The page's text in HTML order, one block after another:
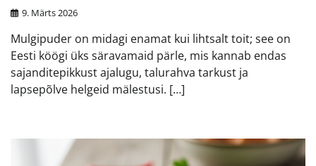
9. Märts 2026
Mulgipuder on midagi enamat kui lihtsalt toit; see on
Eesti köögi üks säravamaid pärle, mis kannab endas
sajanditepikkust ajalugu, talurahva tarkust ja
lapsepõlve helgeid mälestusi. […]